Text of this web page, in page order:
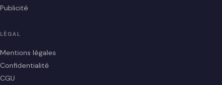
Publicité
LÉGAL
Mentions légales
Confidentialité
CGU